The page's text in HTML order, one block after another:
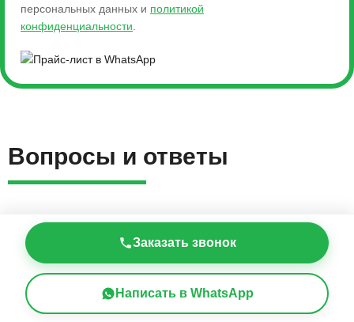
персональных данных и политикой
конфиденциальности
Вопросы и ответы
Какая итоговая стоимость погреба?
Позвонить
Написать в
WhatsApp
Заказать звонок
Написать в WhatsApp